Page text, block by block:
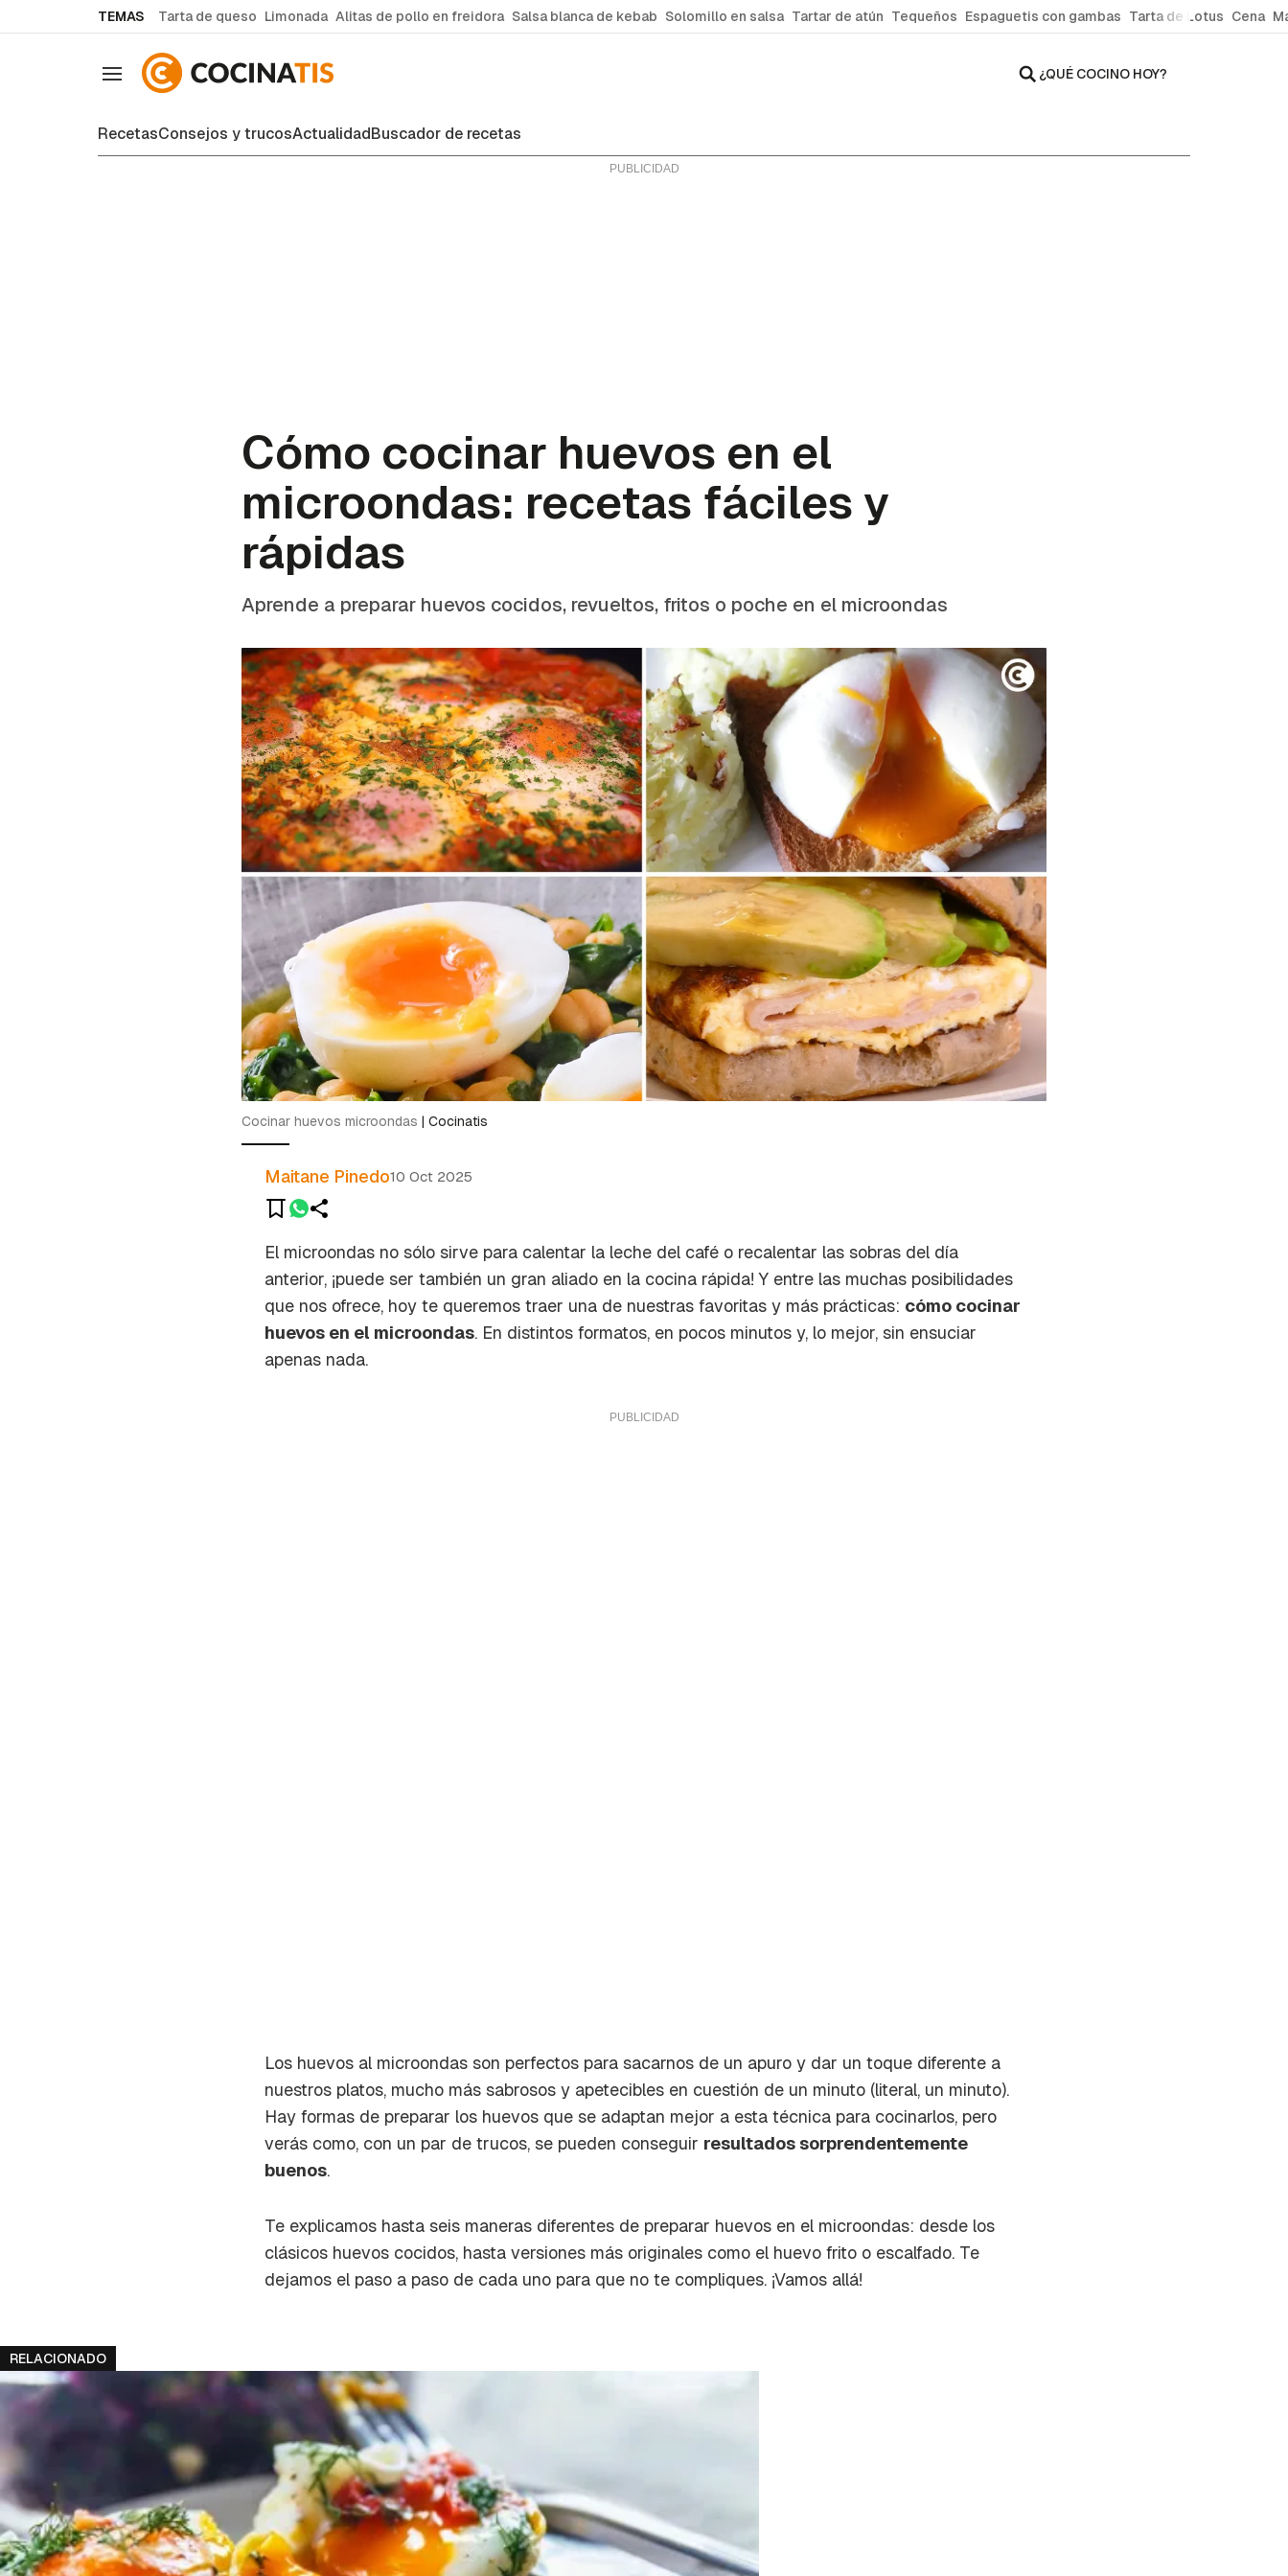
TEMAS Tarta de queso Limonada Alitas de pollo en freidora Salsa blanca de kebab Solomillo en salsa Tartar de atún Tequeños Espaguetis con gambas Tarta de Lotus Cena
Navegación ¿QUÉ COCINO HOY?
RecetasConsejos y trucosActualidadBuscador de recetas
Cómo cocinar huevos en el
microondas: recetas fáciles y
rápidas
Aprende a preparar huevos cocidos, revueltos, fritos o poche en el microondas
Cocinar huevos microondas | Cocinatis
Maitane Pinedo10 Oct 2025
Guardar como favorito
Para poder guardar como favorito, primero has de iniciar sesión con tu
cuenta de Cocinatis.
El microondas no sólo sirve para calentar la leche del café o recalentar las sobras del día
anterior, ¡puede ser también un gran aliado en la cocina rápida! Y entre las muchas posibilidades
que nos ofrece, hoy te queremos traer una de nuestras favoritas y más prácticas: cómo cocinar
huevos en el microondas. En distintos formatos, en pocos minutos y, lo mejor, sin ensuciar
apenas nada.
Los huevos al microondas son perfectos para sacarnos de un apuro y dar un toque diferente a
nuestros platos, mucho más sabrosos y apetecibles en cuestión de un minuto (literal, un minuto).
Hay formas de preparar los huevos que se adaptan mejor a esta técnica para cocinarlos, pero
verás como, con un par de trucos, se pueden conseguir resultados sorprendentemente
buenos.
Te explicamos hasta seis maneras diferentes de preparar huevos en el microondas: desde los
clásicos huevos cocidos, hasta versiones más originales como el huevo frito o escalfado. Te
dejamos el paso a paso de cada uno para que no te compliques. ¡Vamos allá!
RELACIONADO
Contenido enviado
Gracias por suscribirte a nuestro boletín.